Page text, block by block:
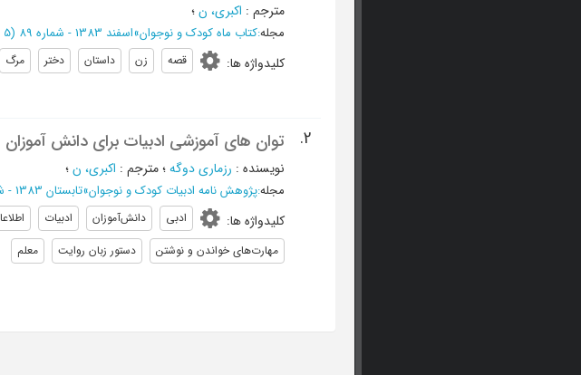
مترجم : اکبری، ن؛
مجله:کتاب ماه کودک و نوجوان»اسفند 1383 - شماره 89 (‎5 صفحه -
کلیدواژه ها: قصه زن داستان دختر مرگ
2. توان های آموزشی ادبیات برای دانش آموزان
نویسنده : رزماری دوگه؛مترجم : اکبری، ن؛
مجله:پژوهش نامه ادبیات کودک و نوجوان»تابستان 1383 - شماره 37
کلیدواژه ها: ادبی دانش‌آموزان ادبیات
مهارت‌های خواندن و نوشتن
دستور زبان روایت معلم